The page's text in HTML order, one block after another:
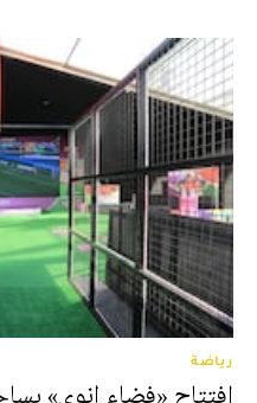
رياضة
افتتاح «فضاء إنوي»